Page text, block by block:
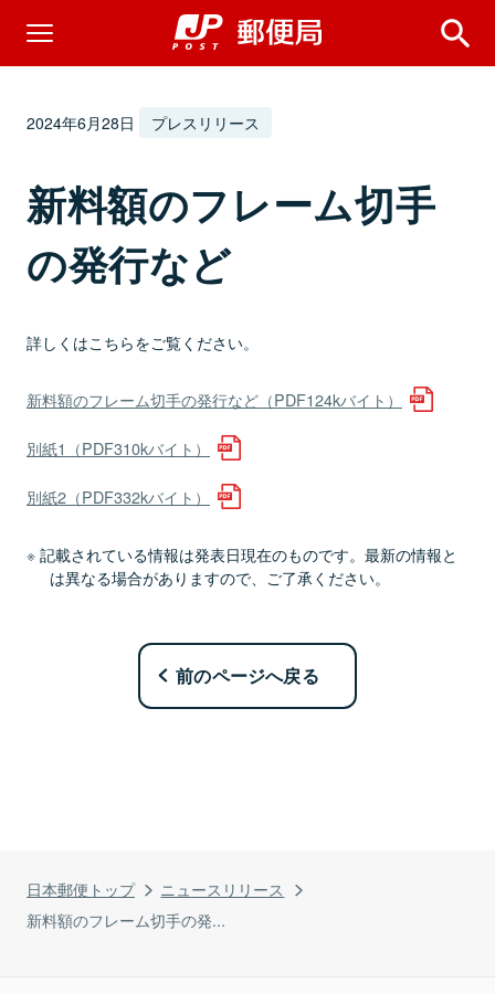
日本郵便トップ
ニュースリリース
新料額のフレーム切手の発...
2024年6月28日 プレスリリース
新料額のフレーム切手
の発行など
詳しくはこちらをご覧ください。
新料額のフレーム切手の発行など（PDF124kバイト）
別紙1（PDF310kバイト）
別紙2（PDF332kバイト）
記載されている情報は発表日現在のものです。最新の情報と
は異なる場合がありますので、ご了承ください。
前のページへ戻る